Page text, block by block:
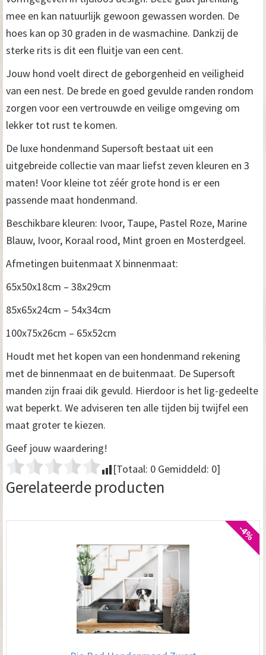
mee en kan natuurlijk gewoon gewassen worden. De
hoes kan op 30 graden in de wasmachine. Dankzij de
sterke rits is dit een fluitje van een cent.
Jouw hond voelt direct de geborgenheid en veiligheid
van een nest. De brede en goed gevulde randen rondom
zorgen voor een vertrouwde en veilige omgeving om
lekker tot rust te komen.
De luxe hondenmand Supersoft bestaat uit een
uitgebreide collectie van maar liefst zeven kleuren en 3
maten! Voor kleine tot zéér grote hond is er een
passende maat hondenmand.
Beschikbare kleuren: Ivoor, Taupe, Pastel Roze, Marine
Blauw, Ivoor, Koraal rood, Mint groen en Mosterdgeel.
Afmetingen buitenmaat X binnenmaat:
65x50x18cm – 38x29cm
85x65x24cm – 54x34cm
100x75x26cm – 65x52cm
Houdt met het kopen van een hondenmand rekening
met de binnenmaat en de buitenmaat. De Supersoft
manden zijn fraai dik gevuld. Hierdoor is het lig-gedeelte
wat beperkt. We adviseren ten alle tijden bij twijfel een
maat groter te kiezen.
Geef jouw waardering!
[Totaal: 0 Gemiddeld: 0]
Gerelateerde producten
-4%